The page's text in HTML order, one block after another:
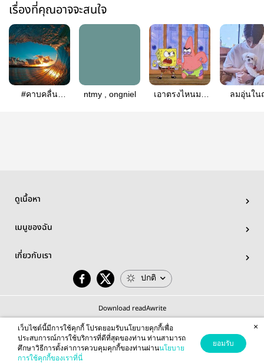
เรื่องที่คุณอาจจะสนใจ
#คาบคลื่น
ntmy , ongniel
เอาตรงไหนมา
ลมอุ่นใน
ดูเนื้อหา
เมนูของฉัน
เกี่ยวกับเรา
ปกติ
Download readAwrite
© 2026 readAwrite.com by MEB Corporation Public Company Limited
This site is protected by reCAPTCHA and the Google
เว็บไซต์นี้มีการใช้คุกกี้ โปรดยอมรับนโยบายคุกกี้เพื่อ
ประสบการณ์การใช้บริการที่ดีที่สุดของท่าน ท่านสามารถ
ศึกษาวิธีการตั้งค่าการควบคุมคุกกี้ของท่านผ่านนโยบาย
การใช้คุกกี้ของเราที่นี่
ยอมรับ
×